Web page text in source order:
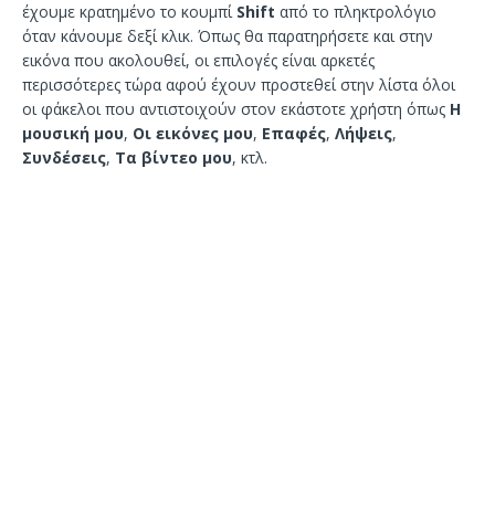
έχουμε κρατημένο το κουμπί Shift από το πληκτρολόγιο
όταν κάνουμε δεξί κλικ. Όπως θα παρατηρήσετε και στην
εικόνα που ακολουθεί, οι επιλογές είναι αρκετές
περισσότερες τώρα αφού έχουν προστεθεί στην λίστα όλοι
οι φάκελοι που αντιστοιχούν στον εκάστοτε χρήστη όπως Η
μουσική μου, Οι εικόνες μου, Επαφές, Λήψεις,
Συνδέσεις, Τα βίντεο μου, κτλ.